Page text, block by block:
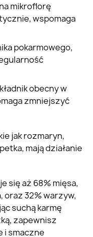
mikroflorę
wspomaga
pokarmowego,
obecny w
zmniejszyć
jak rozmaryn,
mają działanie
się aż 68% mięsa,
oraz 32% warzyw,
suchą karmę
zapewnisz
i smaczne